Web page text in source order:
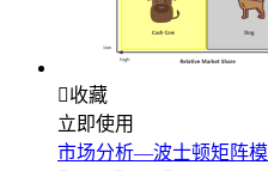
收藏
立即使用
市场分析—波士顿矩阵模